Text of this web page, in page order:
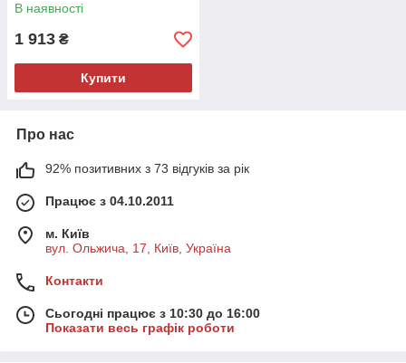
В наявності
1 913 ₴
Купити
Про нас
92% позитивних з 73 відгуків за рік
Працює з 04.10.2011
м. Київ
вул. Ольжича, 17, Київ, Україна
Контакти
Сьогодні працює з 10:30 до 16:00
Показати весь графік роботи